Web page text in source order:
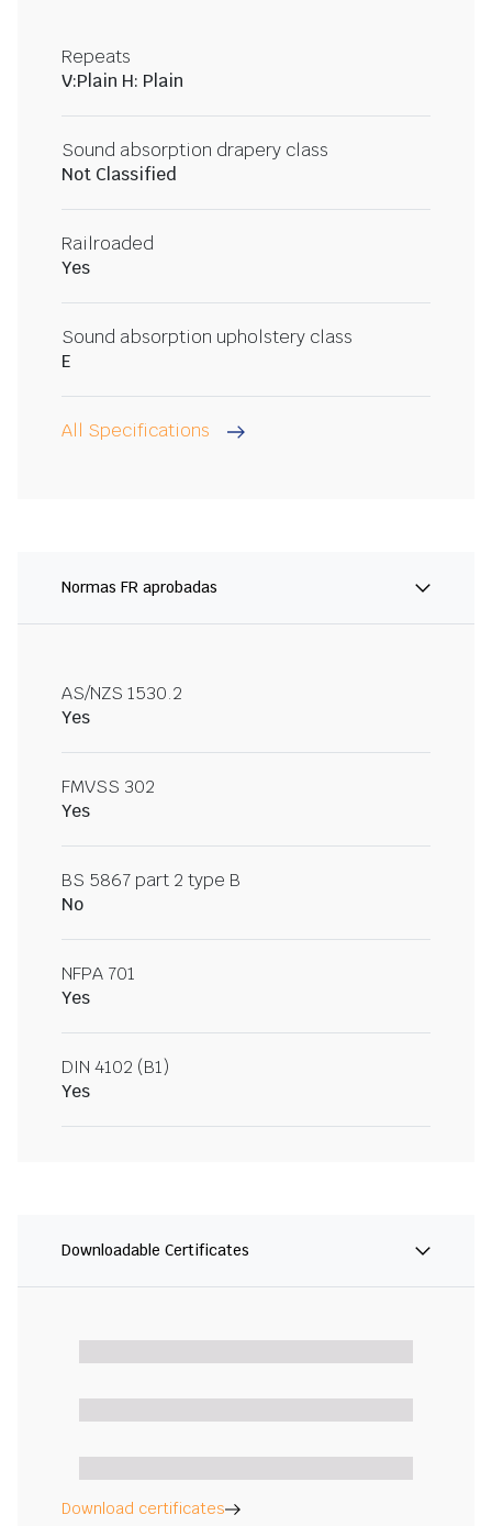
Repeats
V:Plain H: Plain
Sound absorption drapery class
Not Classified
Railroaded
Yes
Sound absorption upholstery class
E
All Specifications
Normas FR aprobadas
AS/NZS 1530.2
Yes
FMVSS 302
Yes
BS 5867 part 2 type B
No
NFPA 701
Yes
DIN 4102 (B1)
Yes
Downloadable Certificates
Download certificates